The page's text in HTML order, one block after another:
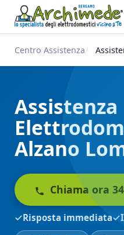
Centro Assistenza
Assistenza
Alzano
Chiama ora
Risposta immediata